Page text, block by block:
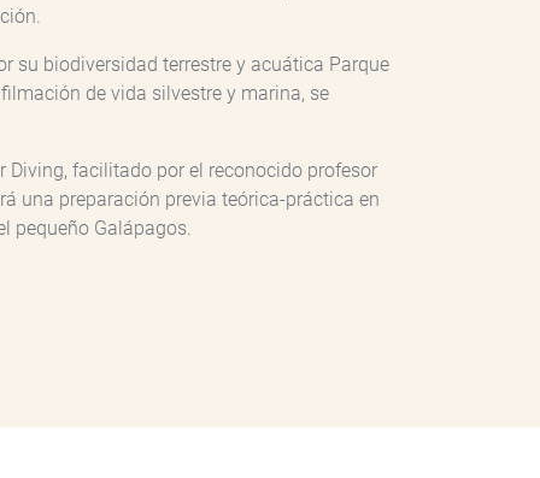
su biodiversidad terrestre y acuática Parque
de vida silvestre y marina, se
Diving, facilitado por el reconocido profesor
una preparación previa teórica-práctica en
pequeño Galápagos.